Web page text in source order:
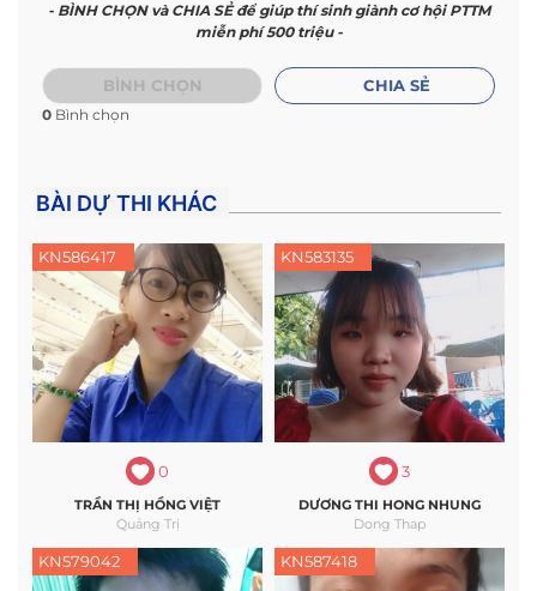
- BÌNH CHỌN và CHIA SẺ để giúp thí sinh giành cơ hội PTTM
miễn phí 500 triệu -
BÌNH CHỌN
0 Bình chọn
CHIA SẺ
BÀI DỰ THI KHÁC
KN586417
0
TRẦN THỊ HỒNG VIỆT
Quảng Trị
KN583135
3
DƯƠNG THI HONG NHUNG
Dong Thap
KN579042 KN587418